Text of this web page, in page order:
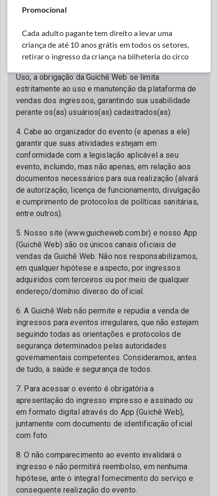
evento (produção, organização, política de vendas,
atrações, alterações de datas e/ou local de
realização do evento, entre outros).
Uso, a obrigação da Guichê Web se limita
estritamente ao uso e manutenção da plataforma de
vendas dos ingressos, garantindo sua usabilidade
perante os(as) usuários(as) cadastrados(as).
4. Cabe ao organizador do evento (e apenas a ele)
garantir que suas atividades estejam em
conformidade com a legislação aplicável a seu
evento, incluindo, mas não apenas, em relação aos
documentos necessários para sua realização (alvará
de autorização, licença de funcionamento, divulgação
e cumprimento de protocolos de políticas sanitárias,
entre outros).
5. Nosso site (www.guicheweb.com.br) e nosso App
(Guichê Web) são os únicos canais oficiais de
vendas da Guichê Web. Não nos responsabilizamos,
em qualquer hipótese e aspecto, por ingressos
adquiridos com terceiros ou por meio de qualquer
endereço/domínio diverso do oficial.
6. A Guichê Web não permite e repudia a venda de
ingressos para eventos irregulares, que não estejam
seguindo todas as orientações e protocolos de
segurança determinados pelas autoridades
governamentais competentes. Consideramos, antes
de tudo, a saúde e segurança de todos.
7. Para acessar o evento é obrigatória a
apresentação do ingresso impresso e assinado ou
em formato digital através do App (Guichê Web),
juntamente com documento de identificação oficial
com foto.
8. O não comparecimento ao evento invalidará o
ingresso e não permitirá reembolso, em nenhuma
hipótese, ante o integral fornecimento do serviço e
consequente realização do evento.
Promocional
Cada adulto pagante tem direito a levar uma
criança de até 10 anos grátis em todos os setores,
retirar o ingresso da criança na bilheteria do circo